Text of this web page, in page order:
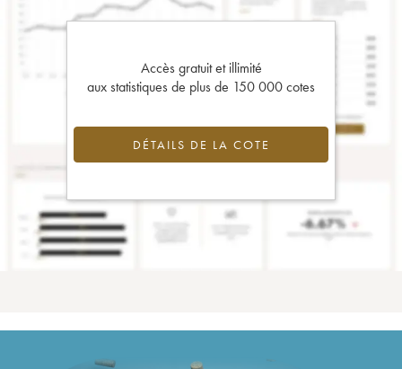
Accès gratuit et illimité
aux statistiques de plus de 150 000 cotes
DÉTAILS DE LA COTE